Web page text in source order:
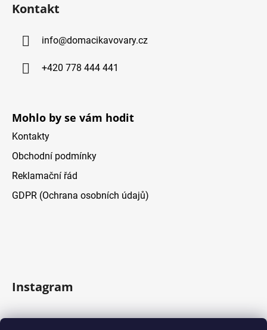
Kontakt
info@domacikavovary.cz
+420 778 444 441
Mohlo by se vám hodit
Kontakty
Obchodní podmínky
Reklamační řád
GDPR (Ochrana osobních údajů)
Instagram